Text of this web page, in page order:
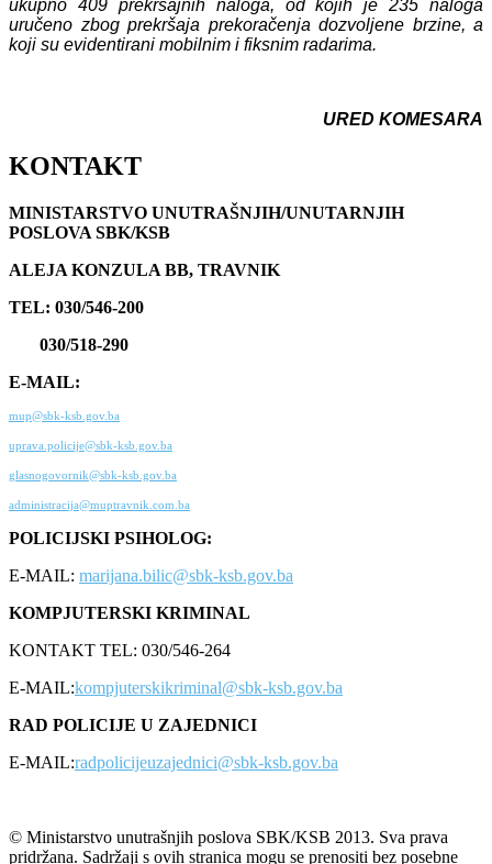
ukupno 409 prekršajnih naloga, od kojih je235 naloga
uručeno zbog prekršaja prekoračenja dozvoljene brzine, a
koji su evidentirani mobilnim i fiksnim radarima.
URED KOMESARA
KONTAKT
MINISTARSTVO UNUTRAŠNJIH/UNUTARNJIH
POSLOVA SBK/KSB
ALEJA KONZULA BB, TRAVNIK
TEL: 030/546-200
030/518-290
E-MAIL:
mup@sbk-ksb.gov.ba
uprava.policije@sbk-ksb.gov.ba
glasnogovornik@sbk-ksb.gov.ba
administracija@muptravnik.com.ba
POLICIJSKI PSIHOLOG:
E-MAIL: marijana.bilic@sbk-ksb.gov.ba
KOMPJUTERSKI KRIMINAL
KONTAKT TEL: 030/546-264
E-MAIL:kompjuterskikriminal@sbk-ksb.gov.ba
RAD POLICIJE U ZAJEDNICI
E-MAIL:radpolicijeuzajednici@sbk-ksb.gov.ba
© Ministarstvo unutrašnjih poslova SBK/KSB 2013. Sva prava
pridržana. Sadržaji s ovih stranica mogu se prenositi bez posebne